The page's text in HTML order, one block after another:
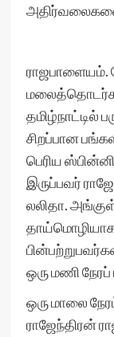
ராஜபாளையம்.
தமிழ்நாட்டில்
சிறப்பான
பெரிய
இருப்பவர்
லலிதா.
ஒரு மணி
ஒரு மாலை
ராஜேந்திரன்